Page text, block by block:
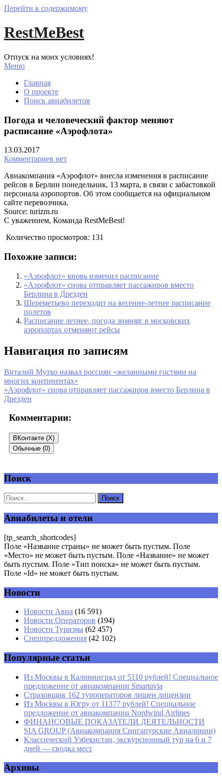
Перейти к содержимому
RestMeBest
Отпуск на моих условиях!
Меню
Главная
О проекте
Поиск авиабилетов
Погода и человеческий фактор меняют
расписание «Аэрофлота»
13.03.2017
Комментариев нет
Авиакомпания «Аэрофлот» внесла изменения в расписание
рейсов в Берлин понедельник, 13 марта, в связи с забастовкой
персонала аэропортов. Об этом сообщается на официальном
сайте перевозчика.
Source: turizm.ru
С уважением, Команда RestMeBest!
Количество просмотров: 131
Похожие записи:
«Аэрофлот» вновь изменил расписание
«Аэрофлот» снова отправляет пассажиров вместо
Берлина в Дрезден
Шереметьево переходит на весенне-летнее расписание
полетов
Расписание летнее, погода зимняя: в московских
аэропортах отменяют рейсы
Навигация по записям
Виталий Мутко назвал россиян «желанными гостями на
многих континентах»
«Аэрофлот» снова отправляет пассажиров вместо Берлина в
Дрезден
Комментарии:
ВКонтакте (X)
Обычные (0)
Добавить комментарий
Ваш адрес email не будет опубликован.
Имя *
Email*
Поиск
Авиабилеты и отели
[tp_search_shortcodes]
Поле «Название страны» не может быть пустым. Поле
«Место» не может быть пустым. Поле «Название» не может
быть пустым. Поле «Тип поиска» не может быть пустым.
Поле «Id» не может быть пустым.
Новости
Новости Авиа (16 591)
Новости Операторов (194)
Новости Туризма (62 457)
Спецпредложения (42 102)
Популярные статьи
Из Москвы в Калининград от 5110 рублей! Специальное
предложение от авиакомпании Smartavia
Страховщик 162 туроператоров лишен лицензии
Из Москвы в Югру от 11377 рублей! Специальное
предложение от авиакомпании Nordwind Airlines
ФИНАНСОВЫЕ ПОКАЗАТЕЛИ ДЕЯТЕЛЬНОСТИ
SIA GROUP (Авиакомпания Сингапурские Авиалинии)
Классический Узбекистан, экскурсионный тур на 6 и 7
дней — сводка мест
Архивы